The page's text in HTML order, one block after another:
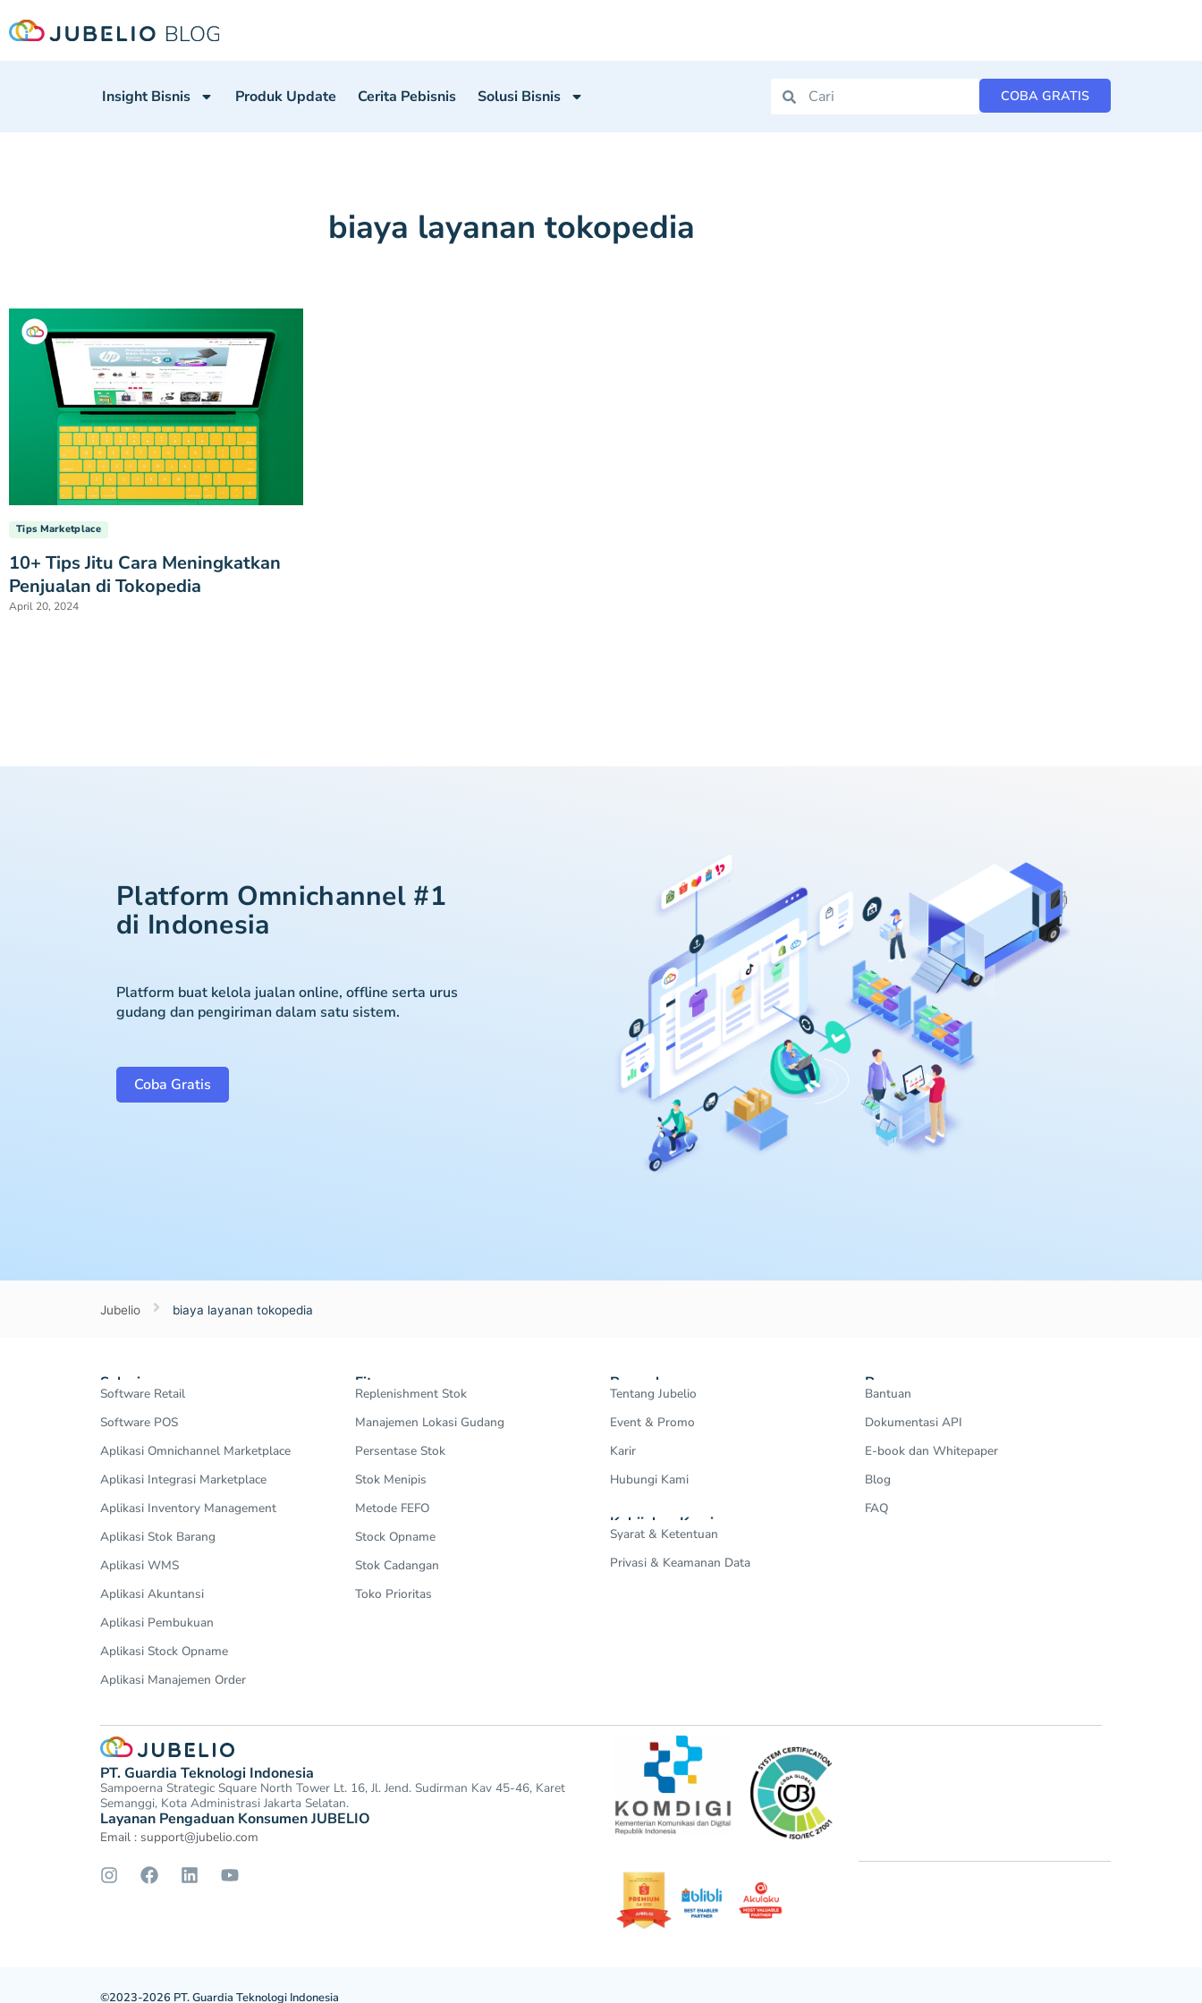
Insight Bisnis Produk Update Cerita Pebisnis Solusi Bisnis COBA GRATIS
biaya layanan tokopedia
Tips Marketplace
10+ Tips Jitu Cara Meningkatkan
Penjualan di Tokopedia
April 20, 2024
Platform Omnichannel #1
di Indonesia
Platform buat kelola jualan online, offline serta urus
gudang dan pengiriman dalam satu sistem.
Coba Gratis
Jubelio biaya layanan tokopedia
Solusi
Software Retail
Software POS
Aplikasi Omnichannel Marketplace
Aplikasi Integrasi Marketplace
Aplikasi Inventory Management
Aplikasi Stok Barang
Aplikasi WMS
Aplikasi Akuntansi
Aplikasi Pembukuan
Aplikasi Stock Opname
Aplikasi Manajemen Order
Fitur
Replenishment Stok
Manajemen Lokasi Gudang
Persentase Stok
Stok Menipis
Metode FEFO
Stock Opname
Stok Cadangan
Toko Prioritas
Perusahaan
Tentang Jubelio
Event & Promo
Karir
Hubungi Kami
Kebijakan Kami
Syarat & Ketentuan
Privasi & Keamanan Data
Resources
Bantuan
Dokumentasi API
E-book dan Whitepaper
Blog
FAQ
PT. Guardia Teknologi Indonesia
Sampoerna Strategic Square North Tower Lt. 16, Jl. Jend. Sudirman Kav 45-46, Karet
Semanggi, Kota Administrasi Jakarta Selatan.
Layanan Pengaduan Konsumen JUBELIO
Email : support@jubelio.com
©2023-2026 PT. Guardia Teknologi Indonesia